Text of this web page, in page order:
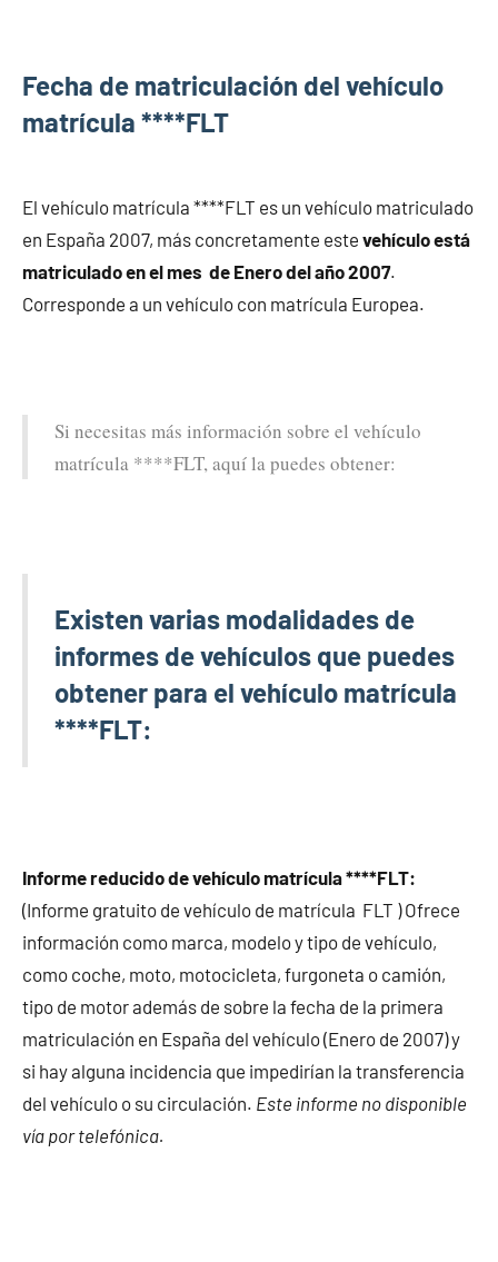
Fecha de matriculación del vehículo
matrícula ****FLT
El vehículo matrícula ****FLT es un vehículo matriculado
en España 2007, más concretamente este vehículo está
matriculado en el mes de Enero del año 2007.
Corresponde a un vehículo con matrícula Europea.
Si necesitas más información sobre el vehículo
matrícula ****FLT, aquí la puedes obtener:
Existen varias modalidades de
informes de vehículos que puedes
obtener para el vehículo matrícula
****FLT:
Informe reducido de vehículo matrícula ****FLT:
(Informe gratuito de vehículo de matrícula FLT ) Ofrece
información como marca, modelo y tipo de vehículo,
como coche, moto, motocicleta, furgoneta o camión,
tipo de motor además de sobre la fecha de la primera
matriculación en España del vehículo (Enero de 2007) y
si hay alguna incidencia que impedirían la transferencia
del vehículo o su circulación. Este informe no disponible
vía por telefónica.